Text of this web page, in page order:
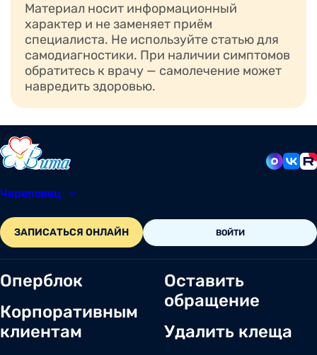
полимиозит;
спондилоартропатии и др.
В медицинском центре Вита в Череповце прием
ведут высококвалифицированные ревматологи,
имеющие многолетний опыт работы. Специалисты
рекомендациями по диагностике и лечению
различных ревматологических заболеваний, а
обследование проводится на оборудовании
экспертного класса.
Также в клинике Вита разработана комплексная
программа“Здоровые суставы”
. Комплекс включает
в себя базовое или расширенное обследование.
Определить необходимую программу поможет
специалист на индивидуальной консультации.
Материал носит информационный
характер и не заменяет приём
специалиста. Не используйте статью для
самодиагностики. При наличии симптомов
обратитесь к врачу — самолечение может
навредить здоровью.
Череповец
ЗАПИСАТЬСЯ ОНЛАЙН ВОЙТИ
Оперблок
Корпоративным
клиентам
Оставить
обращение
Удалить клеща